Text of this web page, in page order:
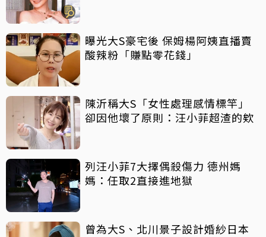
曝光大S豪宅後 保姆楊阿姨直播賣
酸辣粉「賺點零花錢」
陳沂稱大S「女性處理感情標竿」
卻因他壞了原則：汪小菲超渣的欸
列汪小菲7大擇偶殺傷力 德州媽
媽：任取2直接進地獄
曾為大S、北川景子設計婚紗日本